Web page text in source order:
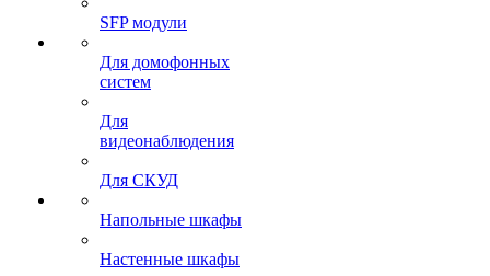
SFP модули
Для домофонных
систем
Для
видеонаблюдения
Для СКУД
Напольные шкафы
Настенные шкафы